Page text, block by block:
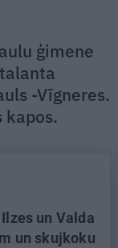
ģimene
-Vīgneres.
kapos.
un Valda
un skujkoku